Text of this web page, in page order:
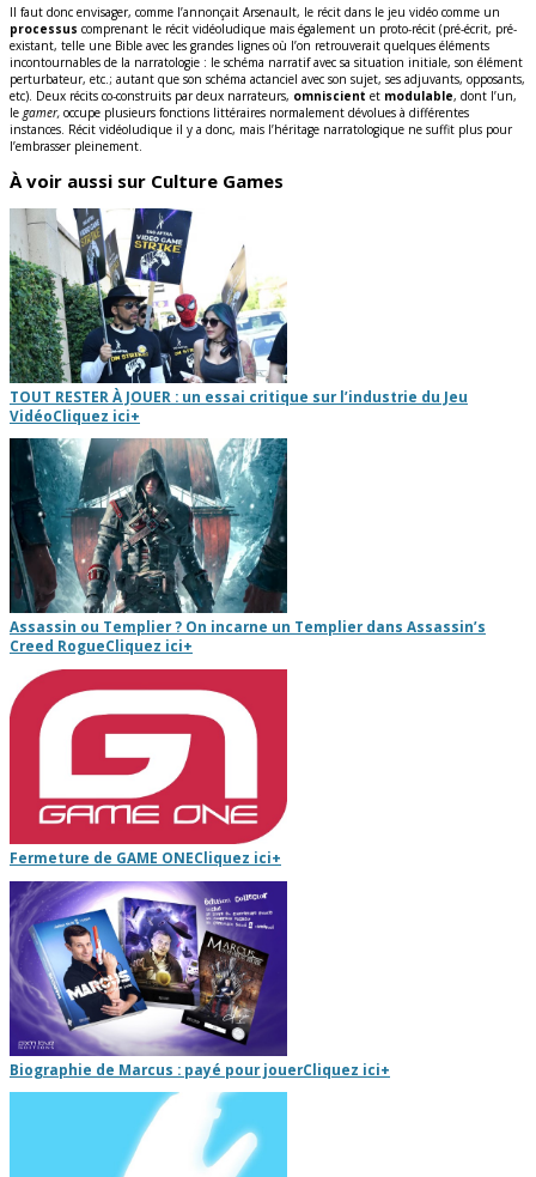
Il faut donc envisager, comme l’annonçait Arsenault, le récit dans le jeu vidéo comme un
processus comprenant le récit vidéoludique mais également un proto-récit (pré-écrit, pré-
existant, telle une Bible avec les grandes lignes où l’on retrouverait quelques éléments
incontournables de la narratologie : le schéma narratif avec sa situation initiale, son élément
perturbateur, etc.; autant que son schéma actanciel avec son sujet, ses adjuvants, opposants,
etc). Deux récits co-construits par deux narrateurs, omniscient et modulable, dont l’un,
le gamer, occupe plusieurs fonctions littéraires normalement dévolues à différentes
instances. Récit vidéoludique il y a donc, mais l’héritage narratologique ne suffit plus pour
l’embrasser pleinement.
À voir aussi sur Culture Games
TOUT RESTER À JOUER : un essai critique sur l’industrie du Jeu
VidéoCliquez ici+
Assassin ou Templier ? On incarne un Templier dans Assassin’s
Creed RogueCliquez ici+
Fermeture de GAME ONECliquez ici+
Biographie de Marcus : payé pour jouerCliquez ici+